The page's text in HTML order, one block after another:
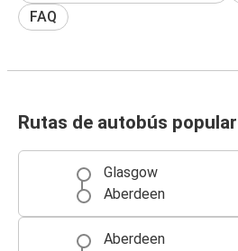
FAQ
Rutas de autobús
Glasgow
Aberdeen
Aberdeen